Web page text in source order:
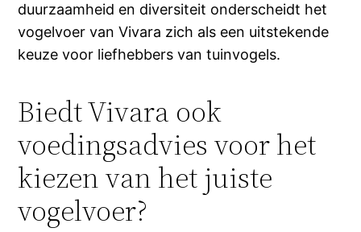
duurzaamheid en diversiteit onderscheidt het
vogelvoer van Vivara zich als een uitstekende
keuze voor liefhebbers van tuinvogels.
Biedt Vivara ook
voedingsadvies voor het
kiezen van het juiste
vogelvoer?